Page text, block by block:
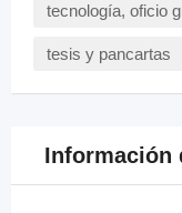
tecnología, oficio
tesis y pancartas
Información